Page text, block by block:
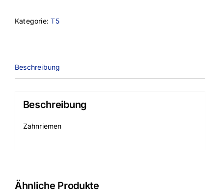
Kategorie:T5
Beschreibung
Beschreibung
Zahnriemen
Ähnliche Produkte